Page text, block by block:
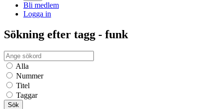
Bli medlem
Logga in
Sökning efter tagg - funk
Alla
Nummer
Titel
Taggar
Sök